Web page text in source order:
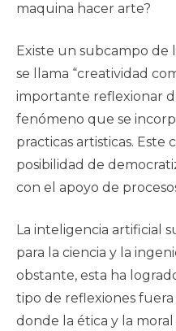
maquina hacer arte?
Existe un subcampo de
se llama “creatividad
importante reflexionar
fenómeno que se
practicas artisticas. Este
posibilidad de
con el apoyo de
La inteligencia artificial
para la ciencia y la
obstante, esta ha
tipo de reflexiones fuera
donde la ética y la